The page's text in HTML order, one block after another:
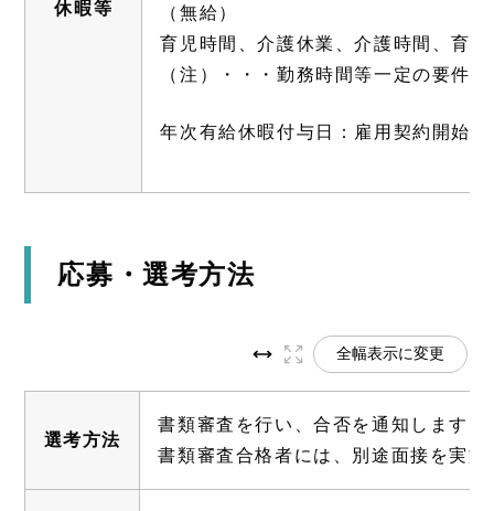
休暇等
（無給）
育児時間、介護休業、介護時間、育
（注）・・・勤務時間等一定の要件
年次有給休暇付与日：雇用契約開始
応募・選考方法
全幅表示に変更
選考方法
書類審査を行い、合否を通知します。
書類審査合格者には、別途面接を実